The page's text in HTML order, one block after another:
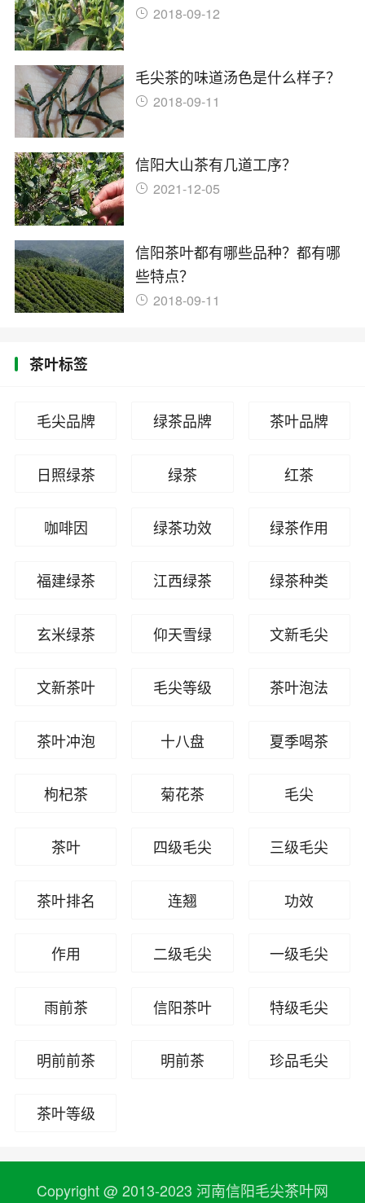
2018-09-12
毛尖茶的味道汤色是什么样子？
2018-09-11
信阳大山茶有几道工序？
2021-12-05
信阳茶叶都有哪些品种？都有哪
些特点？
2018-09-11
茶叶标签
毛尖品牌 绿茶品牌 茶叶品牌
日照绿茶 绿茶 红茶
咖啡因 绿茶功效 绿茶作用
福建绿茶 江西绿茶 绿茶种类
玄米绿茶 仰天雪绿 文新毛尖
文新茶叶 毛尖等级 茶叶泡法
茶叶冲泡 十八盘 夏季喝茶
枸杞茶 菊花茶 毛尖
茶叶 四级毛尖 三级毛尖
茶叶排名 连翘 功效
作用 二级毛尖 一级毛尖
雨前茶 信阳茶叶 特级毛尖
明前前茶 明前茶 珍品毛尖
茶叶等级
Copyright @ 2013-2023 河南信阳毛尖茶叶网